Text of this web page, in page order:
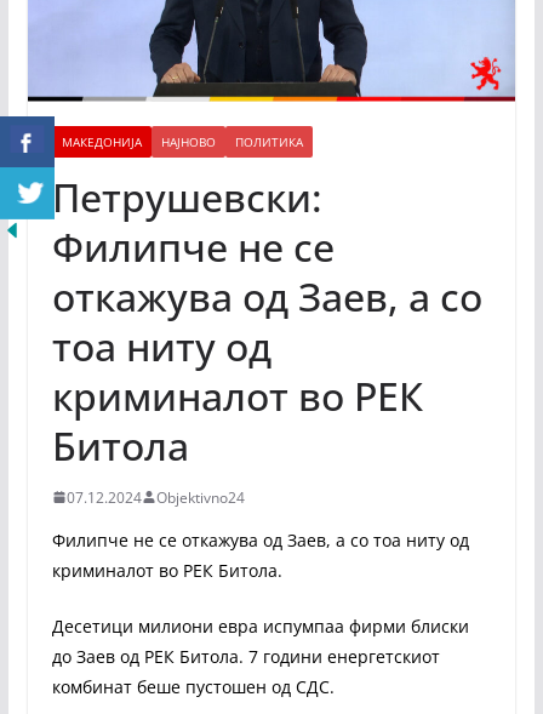
МАКЕДОНИЈА НАЈНОВО ПОЛИТИКА
Петрушевски:
Филипче не се
откажува од Заев, а со
тоа ниту од
криминалот во РЕК
Битола
07.12.2024 Objektivno24
Филипче не се откажува од Заев, а со тоа ниту од
криминалот во РЕК Битола.
Десетици милиони евра испумпаа фирми блиски
до Заев од РЕК Битола. 7 години енергетскиот
комбинат беше пустошен од СДС.